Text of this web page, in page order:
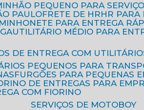
PEQUENO PARA
PAULO
FRETE DE HR
HR
PARA ENTREGA
UTILITÁRIO MÉDIO PARA
DE ENTREGA COM
PEQUENOS PARA
FURGÕES PARA PEQUENAS
DE ENTREGAS PARA
COM FIORINO
SERVIÇOS DE MOTOBOY